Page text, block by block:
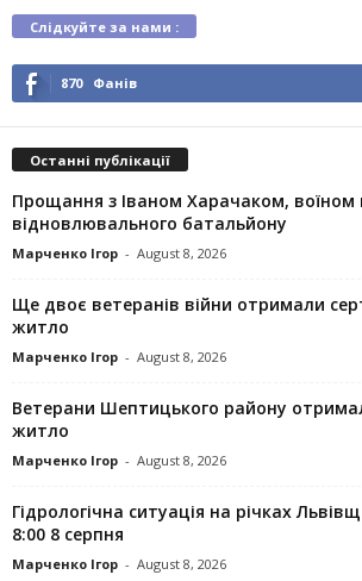
Слідкуйте за нами :
870 Фанів
Останні публікації
Прощання з Іваном Харачаком, воїном
відновлювального батальйону
Марченко Ігор - August 8, 2026
Ще двоє ветеранів війни отримали
житло
Марченко Ігор - August 8, 2026
Ветерани Шептицького району
житло
Марченко Ігор - August 8, 2026
Гідрологічна ситуація на річках
8:00 8 серпня
Марченко Ігор - August 8, 2026